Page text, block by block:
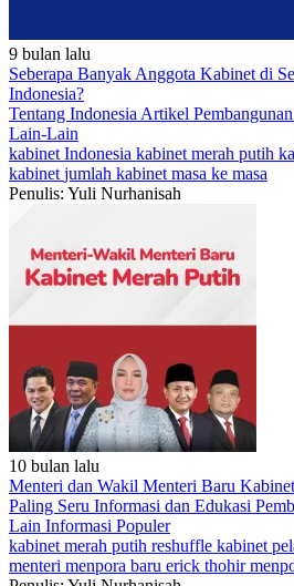
9 bulan lalu
Seberapa Banyak Anggota Kabinet di
Indonesia?
Tentang Indonesia Artikel
Lain-Lain
kabinet Indonesia kabinet merah putih
kabinet jumlah kabinet masa ke masa
Penulis: Yuli Nurhanisah
10 bulan lalu
Menteri dan Wakil Menteri Baru
Paling Seru Informasi dan Edukasi
Lain Informasi Populer
kabinet merah putih reshuffle kabinet
menteri menpora baru erick thohir